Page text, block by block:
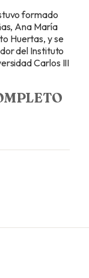
formado
Ana María
Huertas, y se
del Instituto
Carlos III